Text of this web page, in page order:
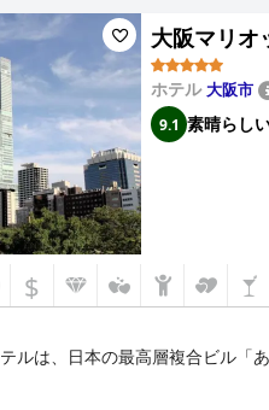
大阪マリ
ホテル大阪市
9.1 素晴らし
$
ルは、日本の最高層複合ビル「